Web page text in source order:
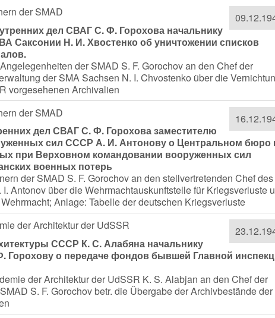
der SMAD
дел СВАГ С. Ф. Горохова начальнику
Саксонии Н. И. Хвостенко об уничтожении списков
der SMAD S. F. Gorochov an den Chef der
der SMA Sachsen N. I. Chvostenko über die
vorgesehenen Archivalien
der SMAD
дел СВАГ С. Ф. Горохова заместителю
сил СССР А. И. Антонову о Центральном бюро
при Верховном командовании вооруженных сил
военных потерь
der SMAD S. F. Gorochov an den stellvertretenden Chef des
Antonov über die Wehrmachtauskunftstelle für Kriegsverluste
Anlage: Tabelle der deutschen Kriegsverluste
der Architektur der UdSSR
СССР К. С. Алабяна начальнику
Горохову о передаче фондов бывшей Главной
der Architektur der UdSSR K. S. Alabjan an den Chef der
S. F. Gorochov betr. die Übergabe der Archivbestände der